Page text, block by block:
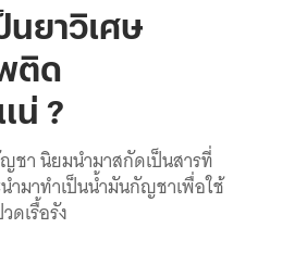
ยาวิเศษ
ติด
น่ ?
ชา นิยมนำมาสกัดเป็นสารที่
นำมาทำเป็นน้ำมันกัญชาเพื่อใช้
ดเรื้อรัง